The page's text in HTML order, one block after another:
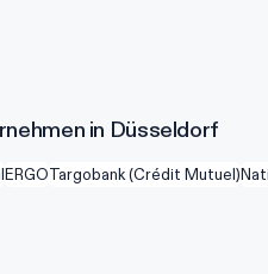
in Düsseldorf
ERGOTargobank (Crédit Mutuel)